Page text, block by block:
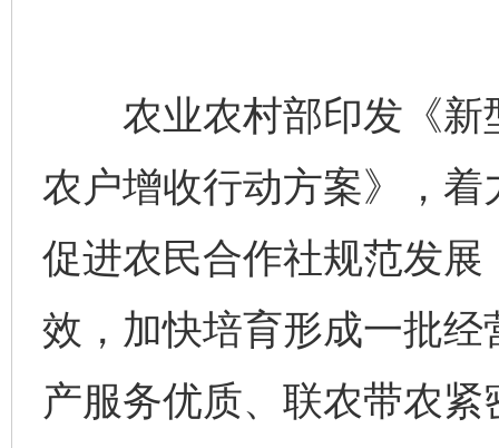
农业农村部印发《新
农户增收行动方案》，
促进农民合作社规范发
效，加快培育形成一批
产服务优质、联农带农